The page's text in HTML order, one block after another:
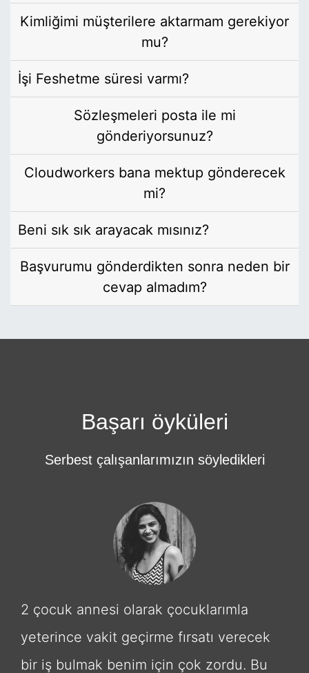
Kimliğimi müşterilere aktarmam gerekiyor
mu?
İşi Feshetme süresi varmı?
Sözleşmeleri posta ile mi
gönderiyorsunuz?
Cloudworkers bana mektup gönderecek
mi?
Beni sık sık arayacak mısınız?
Başvurumu gönderdikten sonra neden bir
cevap almadım?
Başarı öyküleri
Serbest çalışanlarımızın söyledikleri
2 çocuk annesi olarak çocuklarımla
yeterince vakit geçirme fırsatı verecek
bir iş bulmak benim için çok zordu. Bu